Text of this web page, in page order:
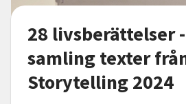
28 livsberättelser
samling texter
Storytelling 2024